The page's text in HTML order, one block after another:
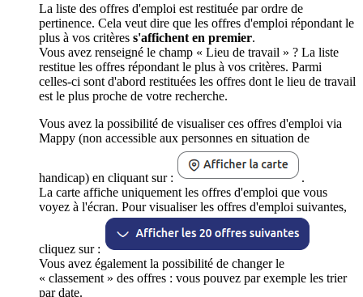
La liste des offres d'emploi est restituée par ordre de
pertinence. Cela veut dire que les offres d'emploi répondant le
plus à vos critères s'affichent en premier.
Vous avez renseigné le champ « Lieu de travail » ? La liste
restitue les offres répondant le plus à vos critères. Parmi
celles-ci sont d'abord restituées les offres dont le lieu de travail
est le plus proche de votre recherche.
Vous avez la possibilité de visualiser ces offres d'emploi via
Mappy (non accessible aux personnes en situation de
handicap) en cliquant sur :
.
La carte affiche uniquement les offres d'emploi que vous
voyez à l'écran. Pour visualiser les offres d'emploi suivantes,
cliquez sur :
Vous avez également la possibilité de changer le
« classement » des offres : vous pouvez par exemple les trier
par date.